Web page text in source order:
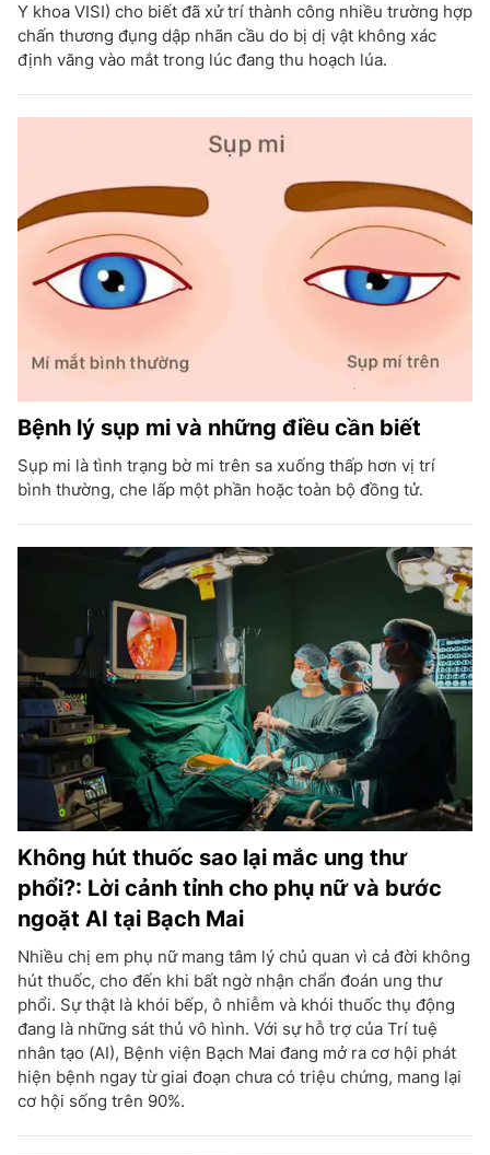
Y khoa VISI) cho biết đã xử trí thành công nhiều trường hợp
chấn thương đụng dập nhãn cầu do bị dị vật không xác
định văng vào mắt trong lúc đang thu hoạch lúa.
Bệnh lý sụp mi và những điều cần biết
Sụp mi là tình trạng bờ mi trên sa xuống thấp hơn vị trí
bình thường, che lấp một phần hoặc toàn bộ đồng tử.
Không hút thuốc sao lại mắc ung thư
phổi?: Lời cảnh tỉnh cho phụ nữ và bước
ngoặt AI tại Bạch Mai
Nhiều chị em phụ nữ mang tâm lý chủ quan vì cả đời không
hút thuốc, cho đến khi bất ngờ nhận chẩn đoán ung thư
phổi. Sự thật là khói bếp, ô nhiễm và khói thuốc thụ động
đang là những sát thủ vô hình. Với sự hỗ trợ của Trí tuệ
nhân tạo (AI), Bệnh viện Bạch Mai đang mở ra cơ hội phát
hiện bệnh ngay từ giai đoạn chưa có triệu chứng, mang lại
cơ hội sống trên 90%.